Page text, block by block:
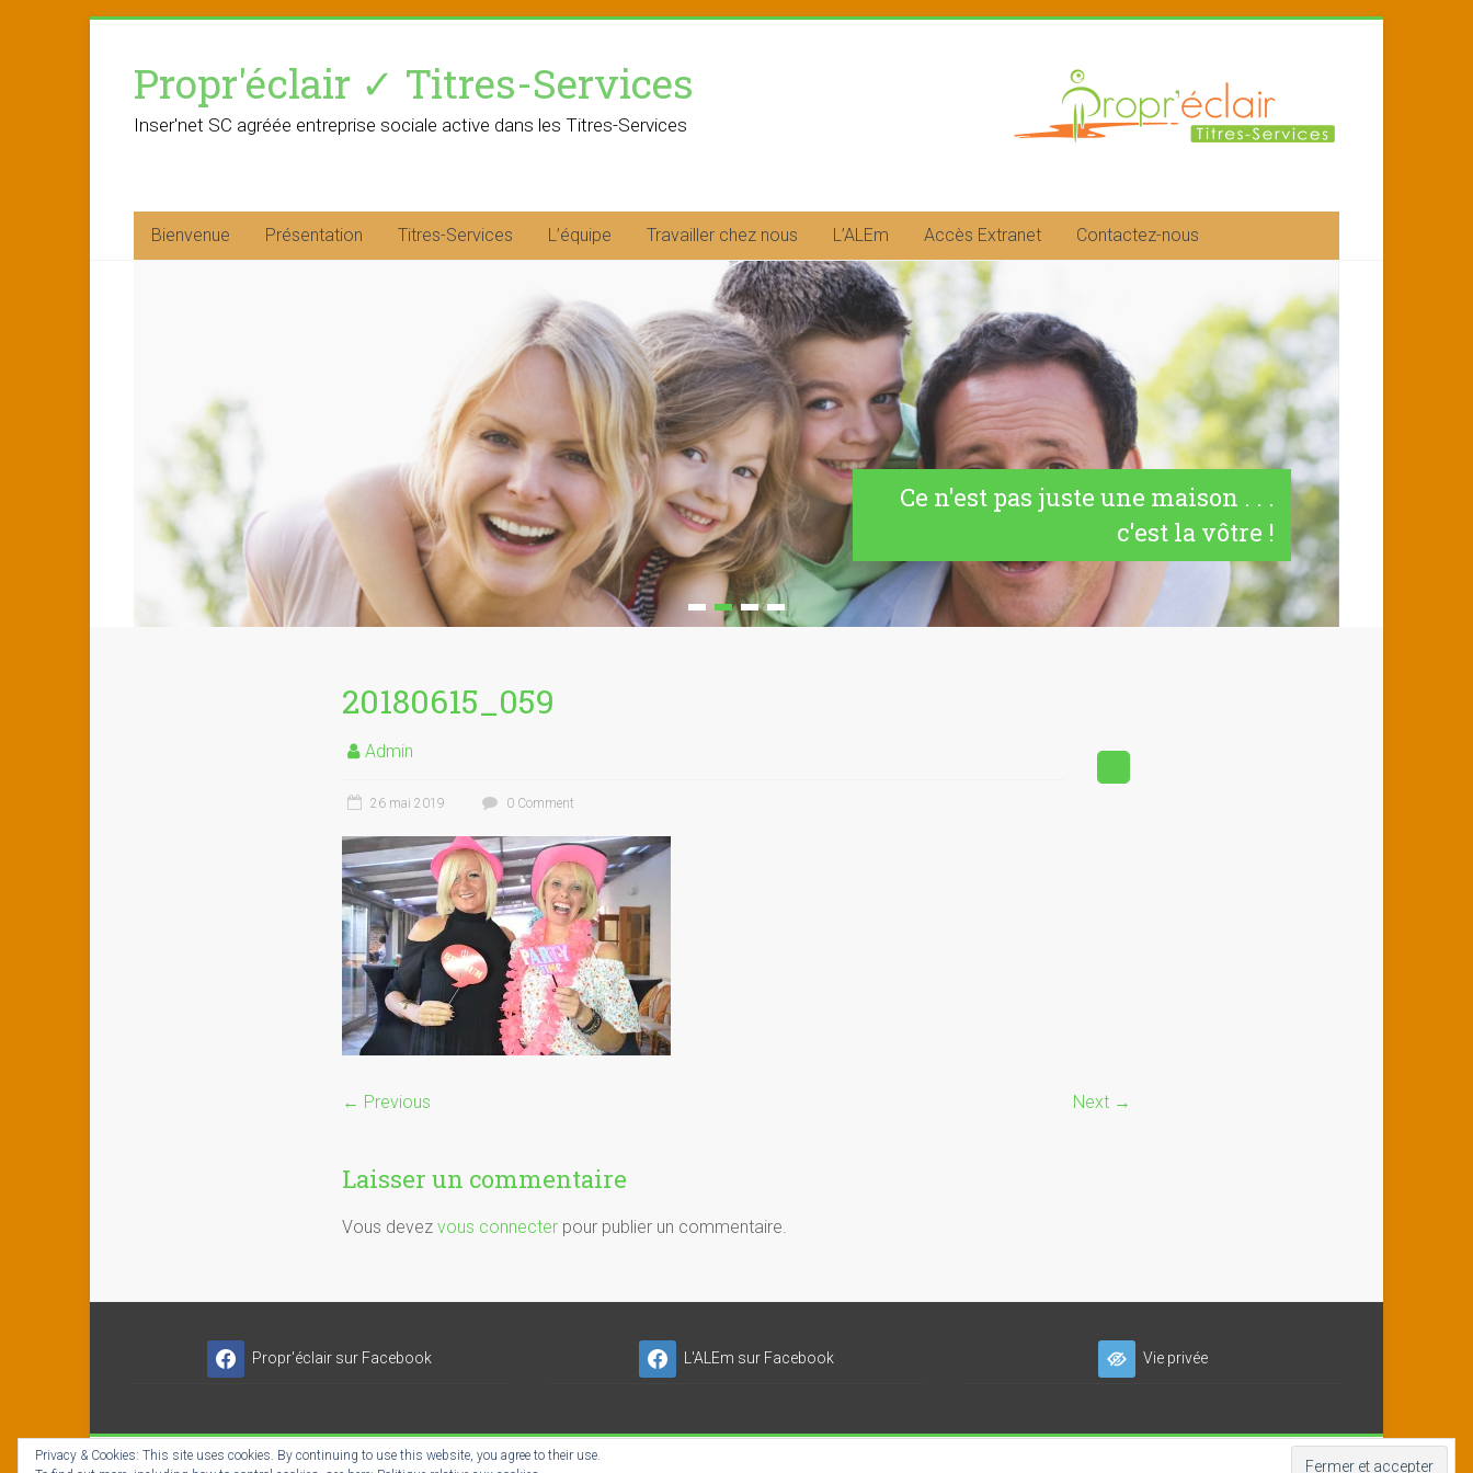
contentPropr'éclair ✓ Titres-Services
Inser'net SC agréée entreprise sociale active dans les Titres-Services
Bienvenue Présentation Titres-Services L’équipe Travailler chez nous L’ALEm Accès Extranet Contactez-nous
Ce n'est pas juste une maison . . .
c'est la vôtre !
20180615_059
Admin
26 mai 2019 0 Comment
← Previous Next →
Laisser un commentaire
Vous devez vous connecter pour publier un commentaire.
Propr'éclair sur Facebook L'ALEm sur Facebook Vie privée
Copyright © 2026Propr'éclair ✓ Titres-Services- INSER'NET SC-ES
Privacy & Cookies: This site uses cookies. By continuing to use this website, you agree to their use.